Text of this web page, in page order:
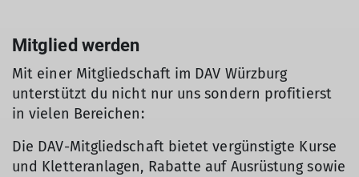
Mitglied werden
Mit einer Mitgliedschaft im DAV Würzburg
unterstützt du nicht nur uns sondern profitierst
in vielen Bereichen:
Die DAV-Mitgliedschaft bietet vergünstigte Kurse
und Kletteranlagen, Rabatte auf Ausrüstung sowie